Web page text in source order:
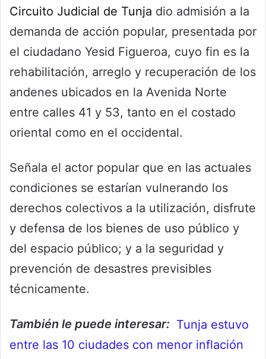
Circuito Judicial de Tunja dio admisión a la
demanda de acción popular, presentada por
el ciudadano Yesid Figueroa, cuyo fin es la
rehabilitación, arreglo y recuperación de los
andenes ubicados en la Avenida Norte
entre calles 41 y 53, tanto en el costado
oriental como en el occidental.
Señala el actor popular que en las actuales
condiciones se estarían vulnerando los
derechos colectivos a la utilización, disfrute
y defensa de los bienes de uso público y
del espacio público; y a la seguridad y
prevención de desastres previsibles
técnicamente.
También le puede interesar: Tunja estuvo
entre las 10 ciudades con menor inflación